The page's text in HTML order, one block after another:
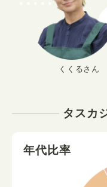
くくるさん
タスカ
年代比率